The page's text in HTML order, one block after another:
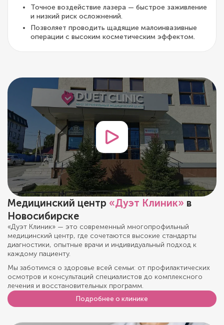
Точное воздействие лазера — быстрое заживление
и низкий риск осложнений.
Позволяет проводить щадящие малоинвазивные
операции с высоким косметическим эффектом.
Медицинский центр «Дуэт Клиник» в
Новосибирске
«Дуэт Клиник» — это современный многопрофильный
медицинский центр, где сочетаются высокие стандарты
диагностики, опытные врачи и индивидуальный подход к
каждому пациенту.
Мы заботимся о здоровье всей семьи: от профилактических
осмотров и консультаций специалистов до комплексного
лечения и восстановительных программ.
Подробнее о клинике